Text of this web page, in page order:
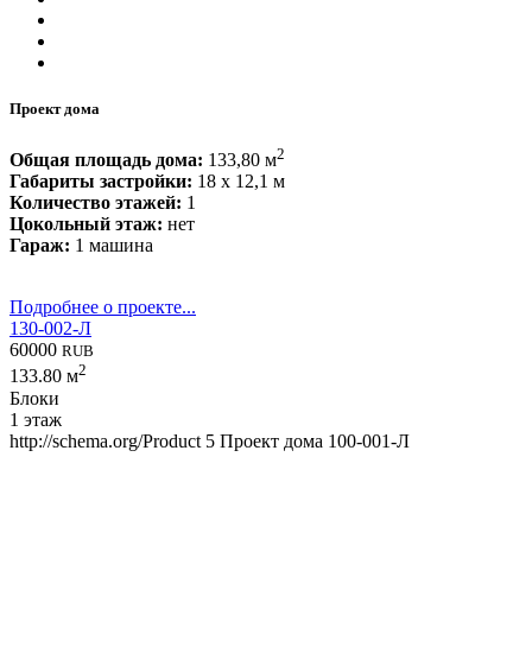
Проект дома
Общая площадь дома: 133,80 м2
Габариты застройки: 18 x 12,1 м
Количество этажей: 1
Цокольный этаж: нет
Гараж: 1 машина
Подробнее о проекте...
130-002-Л
60000 RUB
133.80 м2
Блоки
1 этаж
http://schema.org/Product 5 Проект дома 100-001-Л